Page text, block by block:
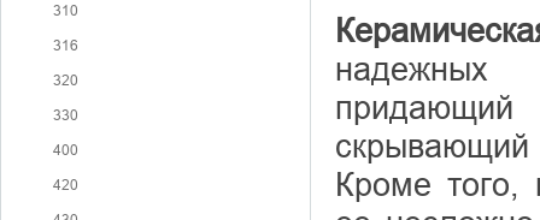
310
316
320
330
400
420
надежных
скрывающий
Кроме того,